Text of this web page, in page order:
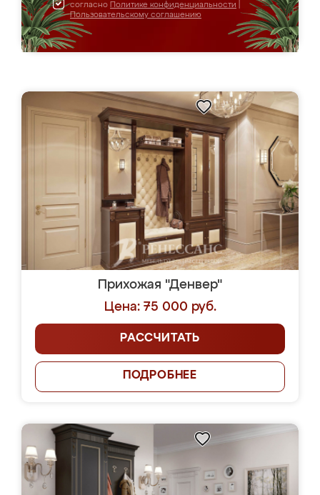
согласно Политике конфиденциальности
Пользовательскому соглашению
Прихожая "Денвер"
Цена: 75 000 руб.
РАССЧИТАТЬ
ПОДРОБНЕЕ